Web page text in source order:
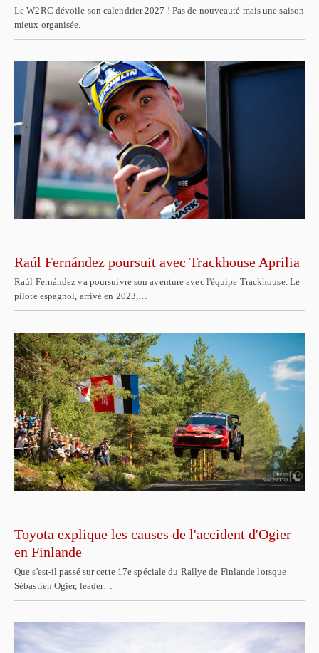
Le W2RC dévoile son calendrier 2027 ! Pas de nouveauté mais une saison
mieux organisée.
Raúl Fernández poursuit avec Trackhouse Aprilia
Raúl Fernández va poursuivre son aventure avec l'équipe Trackhouse. Le
pilote espagnol, arrivé en 2023,…
Toyota explique les causes de l'accident d'Ogier
en Finlande
Que s'est-il passé sur cette 17e spéciale du Rallye de Finlande lorsque
Sébastien Ogier, leader…